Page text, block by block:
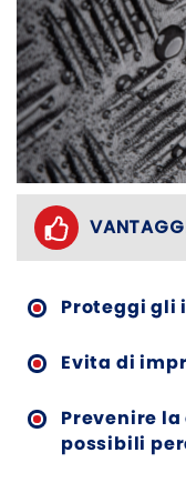
Proteggi
Evita di
Prevenire
possibili